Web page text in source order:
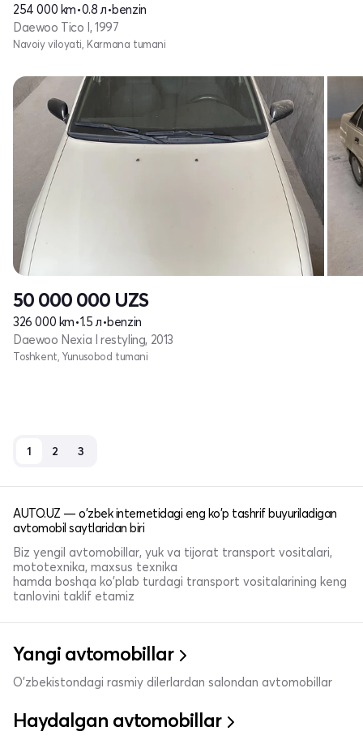
254 000 km•0.8 л•benzin
Daewoo Tico I, 1997
Navoiy viloyati, Karmana tumani
50 000 000 UZS
326 000 km•1.5 л•benzin
Daewoo Nexia I restyling, 2013
Toshkent, Yunusobod tumani
1 2 3
AUTO.UZ — o'zbek internetidagi eng ko'p tashrif buyuriladigan
avtomobil saytlaridan biri
Biz yengil avtomobillar, yuk va tijorat transport vositalari,
mototexnika, maxsus texnika
hamda boshqa ko'plab turdagi transport vositalarining keng
tanlovini taklif etamiz
Yangi avtomobillar
O'zbekistondagi rasmiy dilerlardan salondan avtomobillar
Haydalgan avtomobillar